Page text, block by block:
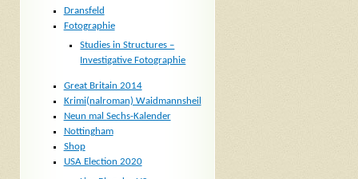
Dransfeld
Fotographie
Studies in Structures –
Investigative Fotographie
Great Britain 2014
Krimi(nalroman) Waidmannsheil
Neun mal Sechs-Kalender
Nottingham
Shop
USA Election 2020